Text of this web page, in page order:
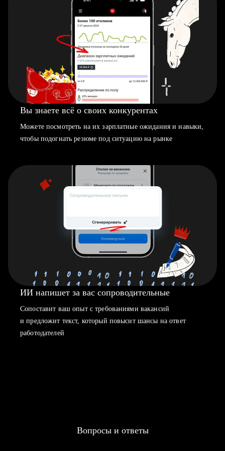
Вы знаете всё о своих конкурентах
Можете посмотреть на их зарплатные ожидания и навыки,
чтобы подогнать резюме под ситуацию на рынке
ИИ напишет за вас сопроводительные
Сопоставит ваш опыт с требованиями вакансий
и предложит текст, который повысит шансы на ответ
работодателей
Вопросы и ответы